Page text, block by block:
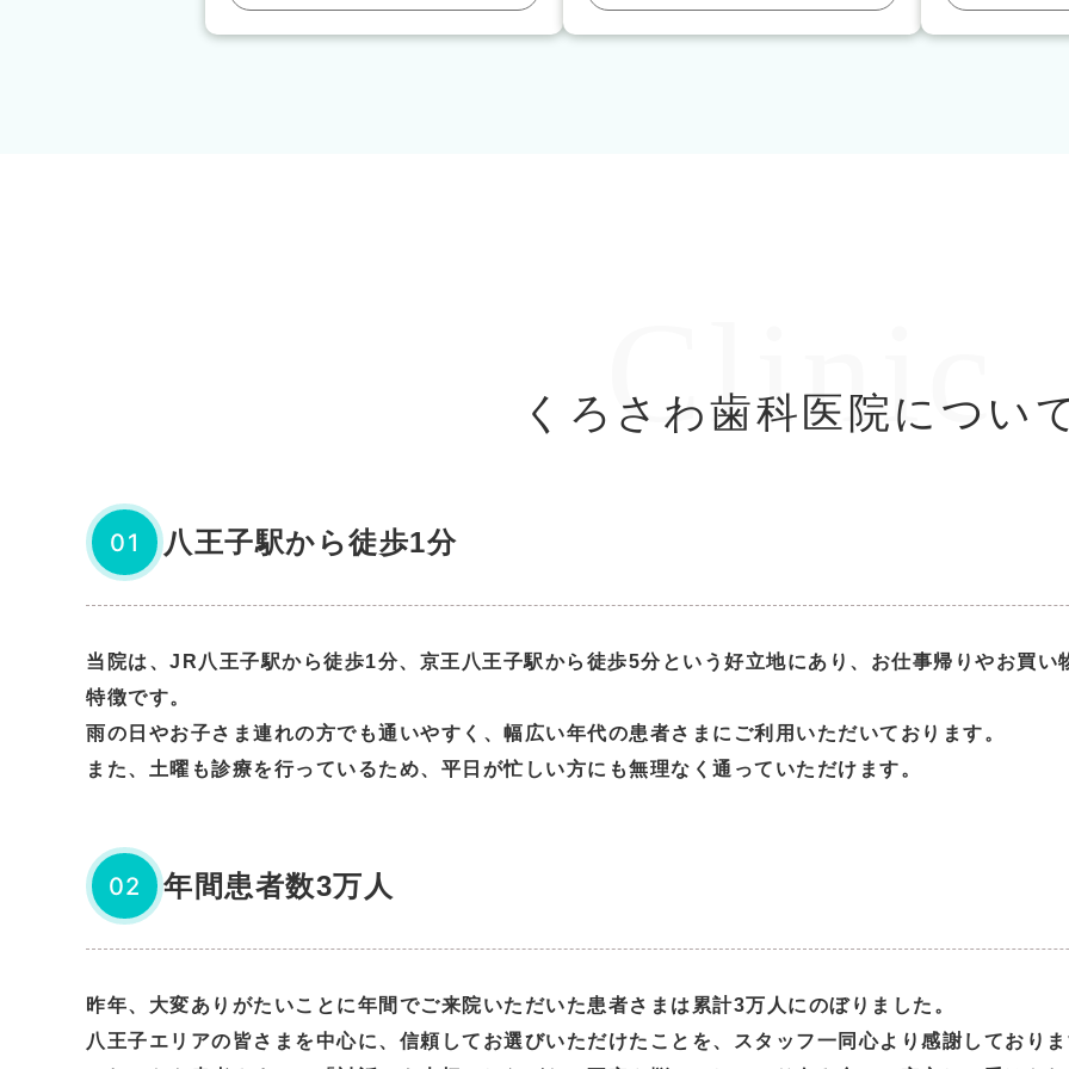
Clinic
くろさわ歯科医院につい
01 八王子駅から徒歩1分
当院は、JR八王子駅から徒歩1分、京王八王子駅から徒歩5分という好立地にあり、お仕事帰りやお買
特徴です。
雨の日やお子さま連れの方でも通いやすく、幅広い年代の患者さまにご利用いただいております。
また、土曜も診療を行っているため、平日が忙しい方にも無理なく通っていただけます。
02 年間患者数3万人
昨年、大変ありがたいことに年間でご来院いただいた患者さまは累計3万人にのぼりました。
八王子エリアの皆さまを中心に、信頼してお選びいただけたことを、スタッフ一同心より感謝しており